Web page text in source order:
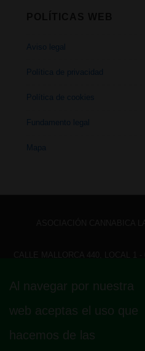
Aviso legal
Política de privacidad
Política de cookies
Fundamento legal
Mapa
Menú
pie
Fundamento legal
Al navegar por nuestra
web aceptas el uso que
hacemos de las